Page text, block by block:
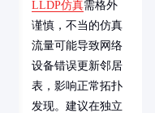
LLDP仿真需格外
谨慎，不当的仿真
流量可能导致网络
设备错误更新邻居
表，影响正常拓扑
发现。建议在独立